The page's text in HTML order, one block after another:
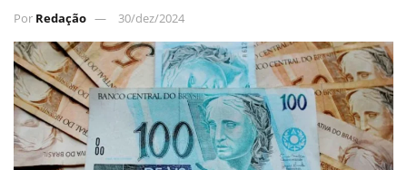
Por Redação 30/dez/2024